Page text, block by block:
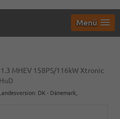
Menü
MHEV 158PS/116kW Xtronic
DK - Dänemark,